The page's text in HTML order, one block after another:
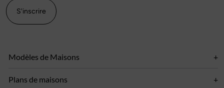
S'inscrire
Modèles de Maisons
Plans de maisons